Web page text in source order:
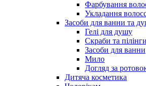
Фарбування
Укладання
Засоби для ванни та
Гелі для душу
Скраби та пілінги
Засоби для ванни
Мило
Догляд за
Дитяча косметика